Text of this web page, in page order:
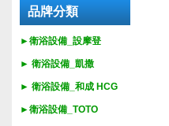
品牌分類
►衛浴設備_設摩登
► 衛浴設備_ 凱撒
► 衛浴設備_ 和成 HCG
►衛浴設備_ TOTO